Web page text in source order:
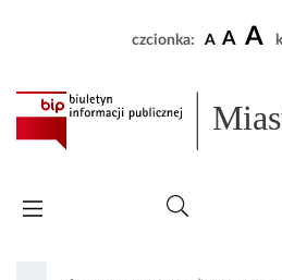
czcionka: A A A